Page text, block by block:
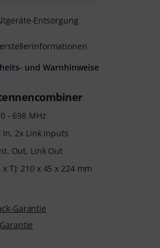
- 698 MHz
In, 2x Link Inputs
Out, Link Out
T): 210 x 45 x 224 mm
Garantie
Entsorgung
und Warnhinweise